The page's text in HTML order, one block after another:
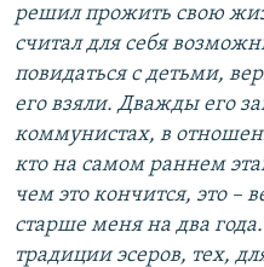
решил прожить свою
считал для себя
повидаться с детьми,
его взяли. Дважды его
коммунистах, в
кто на самом раннем
чем это кончится, это –
старше меня на два
традиции эсеров, тех,